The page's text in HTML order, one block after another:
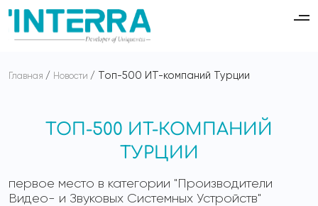
Главная Новости Топ-500 ИТ-компаний Турции
ТОП-500 ИТ-КОМПАНИЙ
ТУРЦИИ
первое место в категории "Производители
Видео- и Звуковых Системных Устройств"